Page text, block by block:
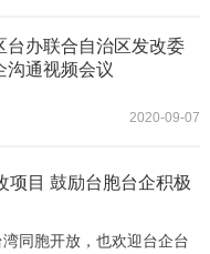
台办联合自治区发改委
沟通视频会议
2020-09-07
项目 鼓励台胞台企积极
同胞开放，也欢迎台企台